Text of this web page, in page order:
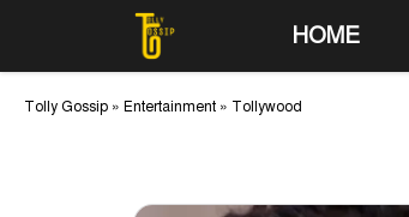
to
content
HOME
Tolly Gossip » Entertainment » Tollywood